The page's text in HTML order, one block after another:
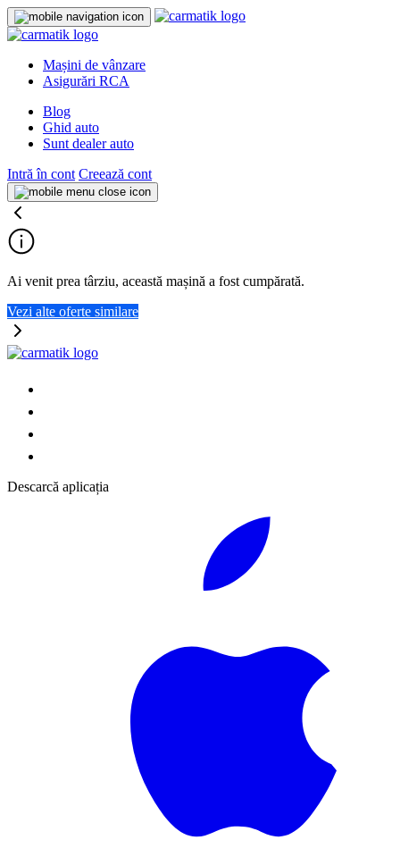
Mașini de vânzare
Asigurări RCA
Blog
Ghid auto
Sunt dealer auto
Intră în cont Creează cont
Ai venit prea târziu, această mașină a fost cumpărată.
Vezi alte oferte similare
Descarcă aplicația